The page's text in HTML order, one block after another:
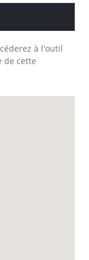
à l'outil
de cette